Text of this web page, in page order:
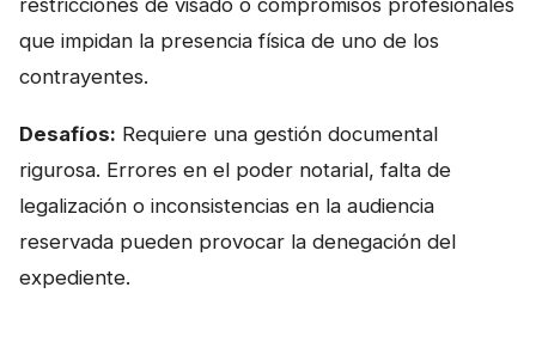
que impidan la presencia física de uno de los
contrayentes.
Desafíos: Requiere una gestión documental
rigurosa. Errores en el poder notarial, falta de
legalización o inconsistencias en la audiencia
reservada pueden provocar la denegación del
expediente.